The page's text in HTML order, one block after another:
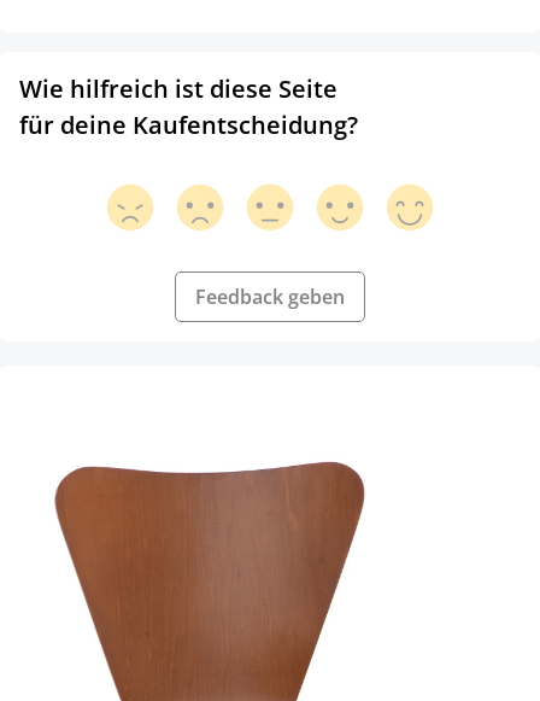
Wie hilfreich ist diese Seite
für deine Kaufentscheidung?
Feedback geben